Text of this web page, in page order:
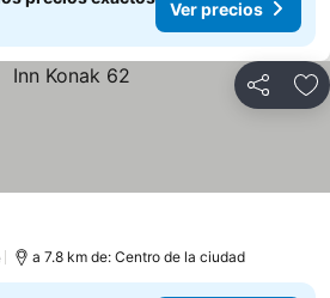
Ver precios
Compartir
a 7.8 km de: Centro de la ciudad